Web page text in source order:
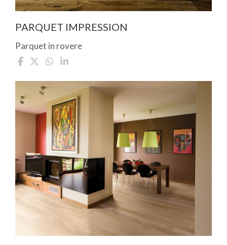
PARQUET IMPRESSION
Parquet in rovere